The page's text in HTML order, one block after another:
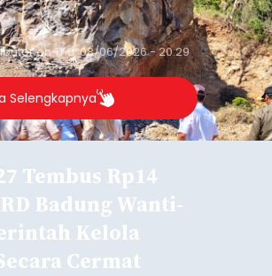
onThu, 08/06/2026 - 20:29
Selengkapnya
Tembus Rp14
Badung Wanti-
Kelola
Cermat